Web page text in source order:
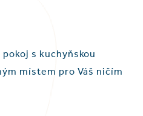
s kuchyňskou
místem pro Váš ničím